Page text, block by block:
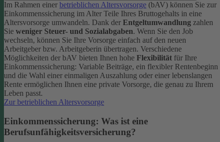
Im Rahmen einer betrieblichen Altersvorsorge (bAV) können Sie zur
Einkommenssicherung im Alter Teile Ihres Bruttogehalts in eine
Altersvorsorge umwandeln. Dank der Entgeltumwandlung zahlen
Sie weniger Steuer- und Sozialabgaben. Wenn Sie den Job
wechseln, können Sie Ihre Vorsorge einfach auf den neuen
Arbeitgeber bzw. Arbeitgeberin übertragen. Verschiedene
Möglichkeiten der bAV bieten Ihnen hohe Flexibilität für Ihre
Einkommenssicherung: Variable Beiträge, ein flexibler Rentenbeginn
und die Wahl einer einmaligen Auszahlung oder einer lebenslangen
Rente ermöglichen Ihnen eine private Vorsorge, die genau zu Ihrem
Leben passt.
Zur betrieblichen Altersvorsorge
Einkommenssicherung: Was ist eine
Berufsunfähigkeitsversicherung?